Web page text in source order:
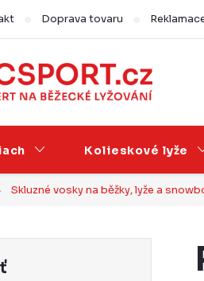
Doprava tovaru
Kolieskové lyže
Skluzné vosky na běžky, lyže a